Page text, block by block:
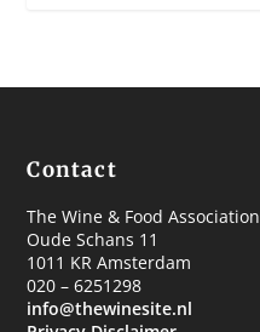
Contact
The Wine & Food Association
Oude Schans 11
1011 KR Amsterdam
020 – 6251298
info@thewinesite.nl